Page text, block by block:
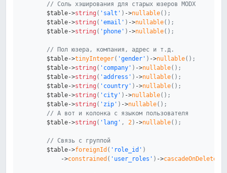
// Соль хэширования для старых юзеров MODX
$table->string ( 'salt' ) ->nullable( ) ;
$table->string ( 'email' ) ->nullable( ) ;
$table->string ( 'phone' ) ->nullable( ) ;
// Пол юзера, компания, адрес и т.д.
$table->tinyInteger( 'gender' ) ->nullable( ) ;
$table->string ( 'company' ) ->nullable( ) ;
$table->string ( 'address' ) ->nullable( ) ;
$table->string ( 'country' ) ->nullable( ) ;
$table->string ( 'city' ) ->nullable( ) ;
$table->string ( 'zip' ) ->nullable( ) ;
// А вот и колонка с языком пользователя
$table->string ( 'lang' , 2) ->nullable( ) ;
// Связь с группой
$table->foreignId ( 'role_id' )
->constrained ( 'user_roles' ) ->cascadeOnDelete